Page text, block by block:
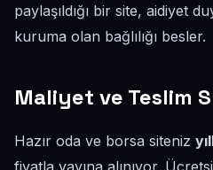
paylaşıldığı bir site, aidiyet
kuruma olan bağlılığı besler.
Maliyet ve Teslim
Hazır oda ve borsa siteniz